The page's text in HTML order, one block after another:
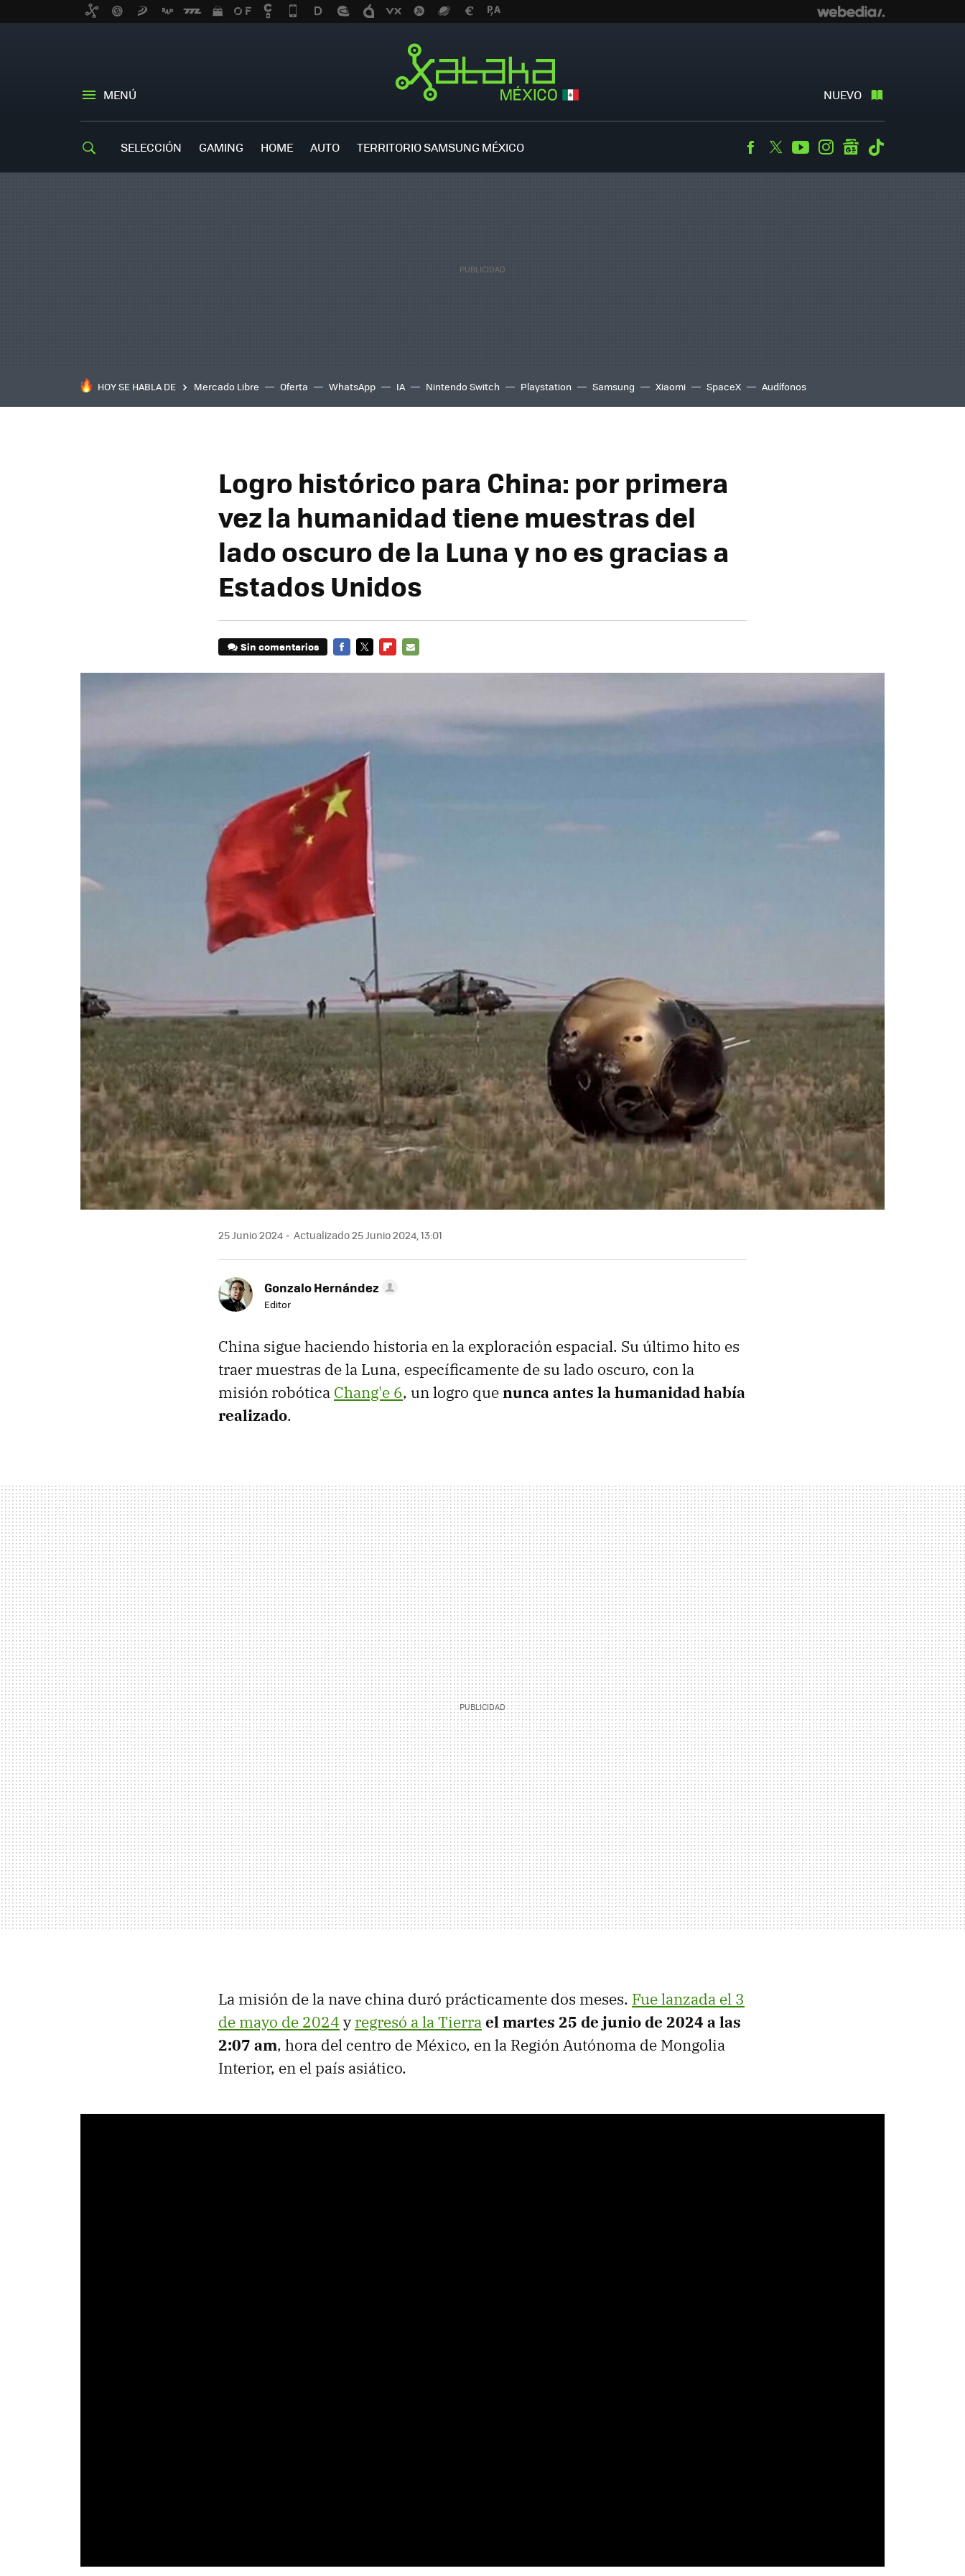
MENÚ NUEVO
SELECCIÓN GAMING HOME AUTO TERRITORIO SAMSUNG MÉXICO Facebook
TwitterYoutubeInstagramgooglenews
HOY SE HABLA DE Mercado Libre Oferta WhatsApp IA Nintendo Switch Playstation Samsung Xiaomi SpaceX Audífonos
Logro histórico para China: por primera
vez la humanidad tiene muestras del
lado oscuro de la Luna y no es gracias a
Estados Unidos
Sin comentarios
25 Junio 2024 Actualizado 25 Junio 2024, 13:01
Gonzalo Hernández
Editor
China sigue haciendo historia en la exploración espacial. Su último hito es
traer muestras de la Luna, específicamente de su lado oscuro, con la
misión robótica Chang'e 6, un logro quenunca antes la humanidad había
realizado.
La misión de la nave china duró prácticamente dos meses. Fue lanzada el 3
de mayo de 2024 yregresó a la Tierrael martes 25 de junio de 2024 a las
2:07 am, hora del centro de México, en la Región Autónoma de Mongolia
Interior, en el país asiático.